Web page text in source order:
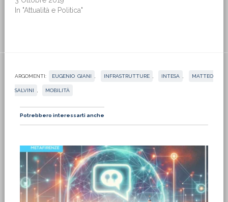
In "Attualità e Politica"
ARGOMENTI: EUGENIO GIANI INFRASTRUTTURE INTESA MATTEO
SALVINI MOBILITÀ
Potrebbero interessarti anche